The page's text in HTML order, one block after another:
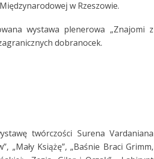
w Rzeszowie.
wystawa plenerowa „Znajomi z
dobranocek.
twórczości Surena Vardaniana
„Mały Książę”, „Baśnie Braci Grimm,